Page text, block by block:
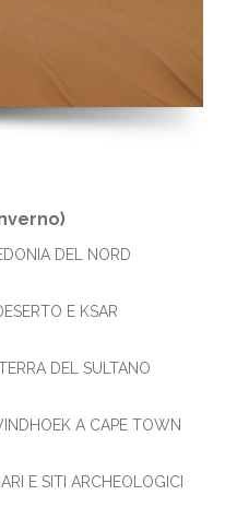
DEL NORD
E KSAR
DEL SULTANO
A CAPE TOWN
E SITI ARCHEOLOGICI